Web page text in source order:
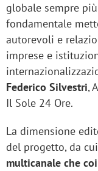
globale sempre
fondamentale
autorevoli e
imprese e
Federico Silvestri,
Il Sole 24 Ore.
La dimensione
del progetto, da
multicanale che